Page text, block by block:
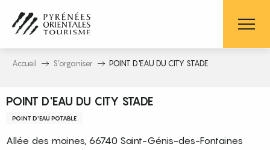
contenu
principal
Accueil S’organiser POINT D'EAU DU CITY STADE
POINT D'EAU DU CITY STADE
POINT D'EAU POTABLE
Allée des moines, 66740 Saint-Génis-des-Fontaines